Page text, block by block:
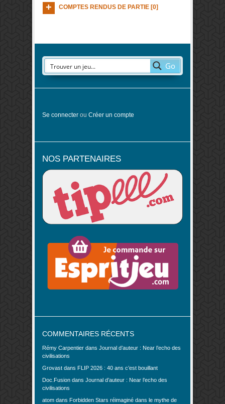
COMPTES RENDUS DE PARTIE [0]
Go
Se connecter ou Créer un compte
NOS PARTENAIRES
COMMENTAIRES RÉCENTS
Rémy Carpentier dans Journal d’auteur : Near l’echo des
civilisations
Grovast dans FLIP 2026 : 40 ans c’est bouillant
Doc.Fusion dans Journal d’auteur : Near l’echo des
civilisations
atom dans Forbidden Stars réimaginé dans le mythe de